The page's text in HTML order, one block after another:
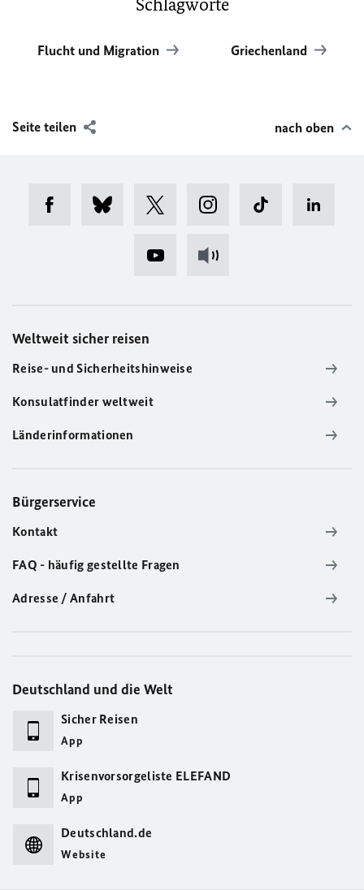
Schlagworte
Flucht und Migration Griechenland
Seite teilen nach oben
Weltweit sicher reisen
Reise- und Sicherheitshinweise
Konsulatfinder weltweit
Länderinformationen
Bürgerservice
Kontakt
FAQ - häufig gestellte Fragen
Adresse / Anfahrt
Deutschland und die Welt
Sicher Reisen
App
Krisenvorsorgeliste ELEFAND
App
Deutschland.de
Website